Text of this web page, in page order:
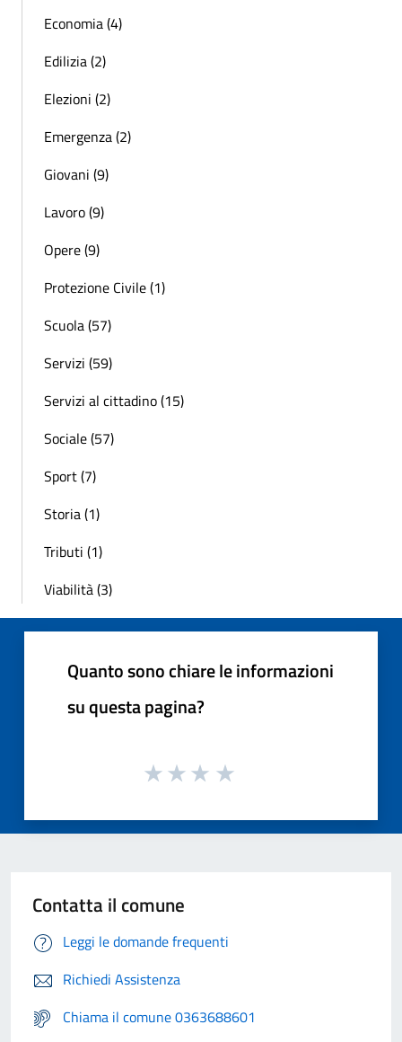
Economia (4)
Edilizia (2)
Elezioni (2)
Emergenza (2)
Giovani (9)
Lavoro (9)
Opere (9)
Protezione Civile (1)
Scuola (57)
Servizi (59)
Servizi al cittadino (15)
Sociale (57)
Sport (7)
Storia (1)
Tributi (1)
Viabilità (3)
Quanto sono chiare le informazioni
su questa pagina?
Contatta il comune
Leggi le domande frequenti
Richiedi Assistenza
Chiama il comune 0363688601